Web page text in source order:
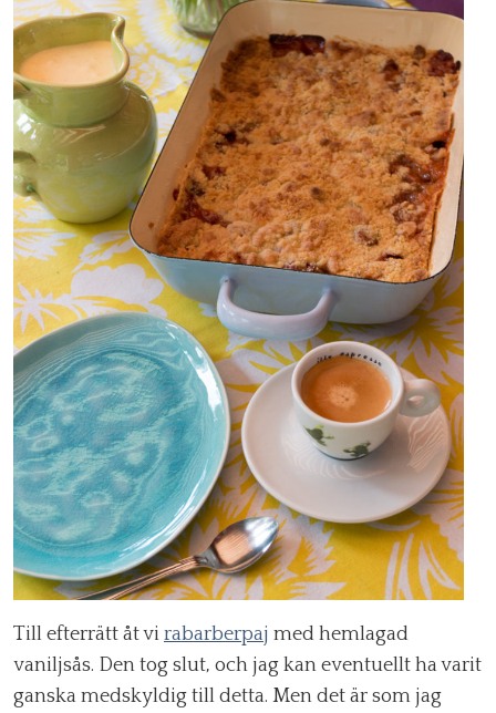
Till efterrätt åt vi rabarberpaj med hemlagad
vaniljsås. Den tog slut, och jag kan eventuellt ha varit
ganska medskyldig till detta. Men det är som jag